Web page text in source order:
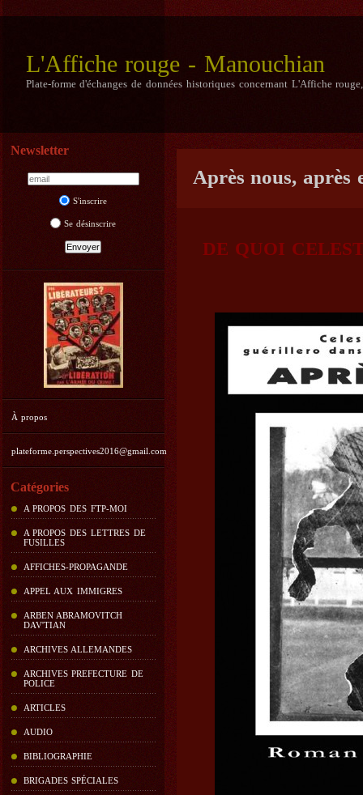
L'Affiche rouge - Manouchian
Plate-forme d'échanges de données historiques concernant L'Affiche
Newsletter
S'inscrire
Se désinscrire
À propos
plateforme.perspectives2016@gmail.com
Catégories
A PROPOS DES FTP-MOI
A PROPOS DES LETTRES DE
FUSILLES
AFFICHES-PROPAGANDE
APPEL AUX IMMIGRES
ARBEN ABRAMOVITCH
DAV'TIAN
ARCHIVES ALLEMANDES
ARCHIVES PREFECTURE DE
POLICE
ARTICLES
AUDIO
BIBLIOGRAPHIE
BRIGADES SPÉCIALES
Après nous, après
DE QUOI